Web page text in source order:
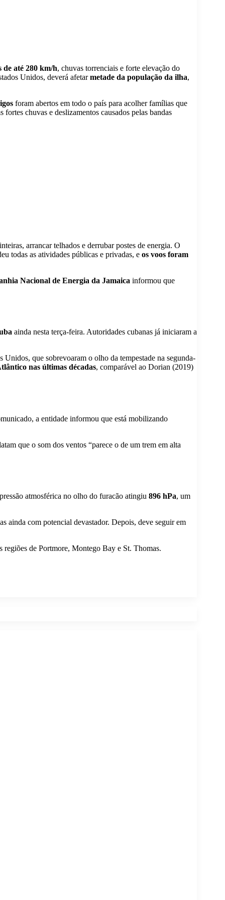
de até 280 km/h, chuvas torrenciais e forte elevação do
Unidos, deverá afetarmetade da população da ilha,
foram abertos em todo o país para acolher famílias que
fortes chuvas e deslizamentos causados pelas bandas
arrancar telhados e derrubar postes de energia. O
todas as atividades públicas e privadas, e os voos foram
Nacional de Energia da Jamaica informou que
ainda nesta terça-feira. Autoridades cubanas já iniciaram a
Unidos, que sobrevoaram o olho da tempestade na segunda-
nas últimas décadas, comparável ao Dorian (2019)
a entidade informou que está mobilizando
que o som dos ventos “parece o de um trem em alta
atmosférica no olho do furacão atingiu 896 hPa, um
ainda com potencial devastador. Depois, deve seguir em
regiões de Portmore, Montego Bay e St. Thomas.